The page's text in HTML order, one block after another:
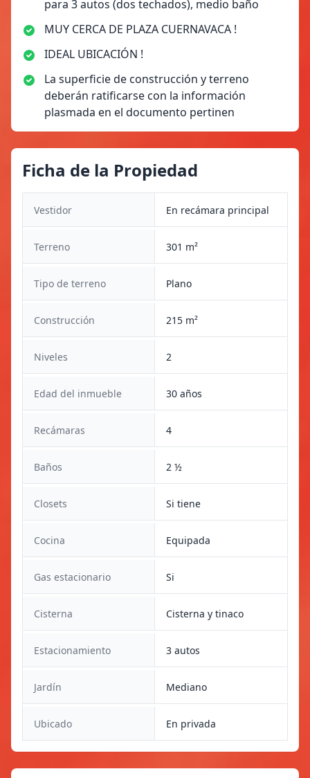
para 3 autos (dos techados), medio baño
MUY CERCA DE PLAZA CUERNAVACA !
IDEAL UBICACIÓN !
La superficie de construcción y terreno
deberán ratificarse con la información
plasmada en el documento pertinen
Ficha de la Propiedad
Vestidor En recámara principal
Terreno 301 m²
Tipo de terreno Plano
Construcción 215 m²
Niveles 2
Edad del inmueble 30 años
Recámaras 4
Baños 2 ½
Closets Si tiene
Cocina Equipada
Gas estacionario Si
Cisterna Cisterna y tinaco
Estacionamiento 3 autos
Jardín Mediano
Ubicado En privada